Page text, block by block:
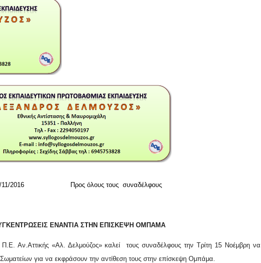
: 15/11/2016 Προς όλους τους συναδέλφους
ΕΝΑΝΤΙΑ ΣΤΗΝ ΕΠΙΣΚΕΨΗ ΟΜΠΑΜΑ
Αν.Αττικής «Αλ. Δελμούζος» καλεί
τους συναδέλφους την Τρίτη 15 Νοέμβρη να
Σωματείων για να εκφράσουν την αντίθεση τους στην επίσκεψη Ομπάμα.